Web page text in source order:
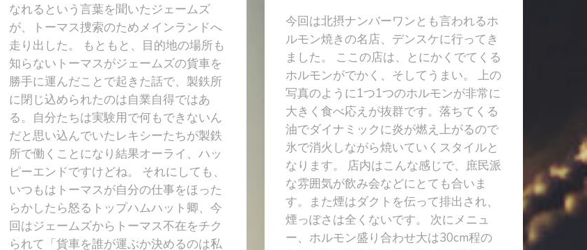
なれるという言葉を聞いたジェームズ
が、トーマス捜索のためメインランドへ
走り出した。 もともと、目的地の場所も
知らないトーマスがジェームズの貨車を
勝手に運んだことで起きた話で、製鉄所
に閉じ込められたのは自業自得ではあ
る。自分たちは実験用で何もできないん
だと思い込んでいたレキシーたちが製鉄
所で働くことになり結果オーライ、ハッ
ピーエンドですけどね。 それにしても、
いつもはトーマスが自分の仕事をほった
らかしたら怒るトップハムハット卿、今
回はジェームズからトーマス不在をチク
られて「貨車を誰が運ぶか決めるのは私
今回は北摂ナンバーワンとも言われるホ
ルモン焼きの名店、デンスケに行ってき
ました。 ここの店は、とにかくでてくる
ホルモンがでかく、そしてうまい。 上の
写真のように1つ1つのホルモンが非常に
大きく食べ応えが抜群です。落ちてくる
油でダイナミックに炎が燃え上がるので
氷で消火しながら焼いていくスタイルと
なります。 店内はこんな感じで、庶民派
な雰囲気が飲み会などにとても合いま
す。また煙はダクトを伝って排出され、
煙っぽさは全くないです。 次にメニュ
ー、ホルモン盛り合わせ大は30cm程の